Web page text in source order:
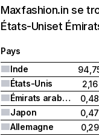
Maxfashion.in se
États-Uniset
Pays
Inde
États-Unis
Émirats arabes unis
Japon
Allemagne